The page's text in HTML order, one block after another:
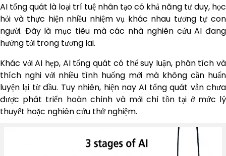
AI tổng quát là loại trí tuệ nhân tạo có khả năng tư duy, học
hỏi và thực hiện nhiều nhiệm vụ khác nhau tương tự con
người. Đây là mục tiêu mà các nhà nghiên cứu AI đang
hướng tới trong tương lai.
Khác với AI hẹp, AI tổng quát có thể suy luận, phân tích và
thích nghi với nhiều tình huống mới mà không cần huấn
luyện lại từ đầu. Tuy nhiên, hiện nay AI tổng quát vẫn chưa
được phát triển hoàn chỉnh và mới chỉ tồn tại ở mức lý
thuyết hoặc nghiên cứu thử nghiệm.